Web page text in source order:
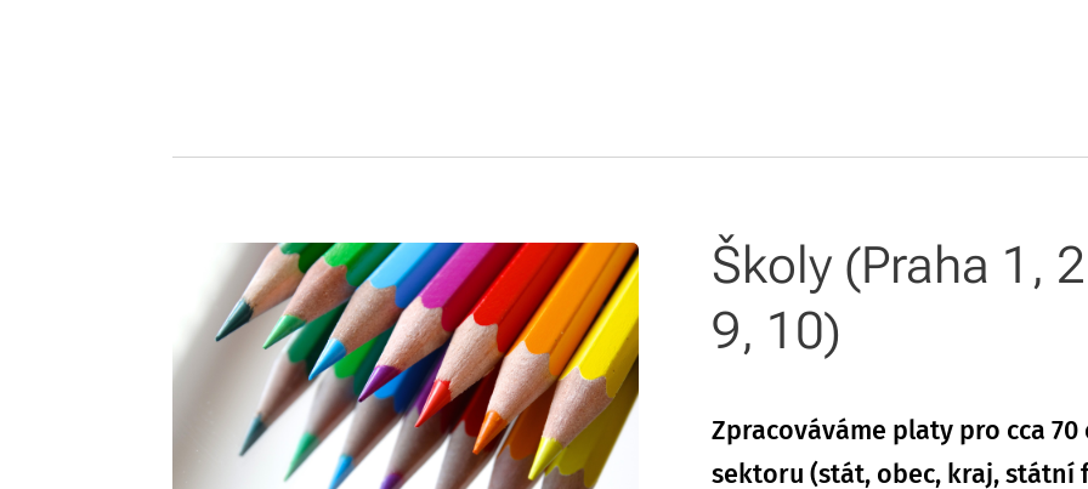
Školy (Praha 1,
9, 10)
Zpracováváme platy pro cca
sektoru (stát, obec, kraj, státní